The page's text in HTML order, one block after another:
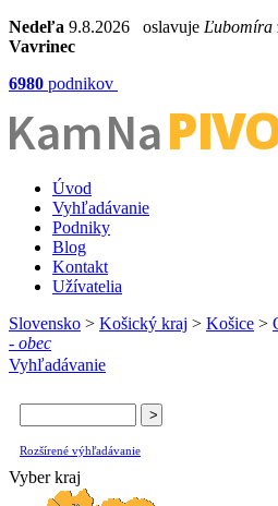
Nedeľa 9.8.2026 oslavuje Ľubomíra
Vavrinec
6980 podnikov
Kam Na
Úvod
Vyhľadávanie
Podniky
Blog
Kontakt
Užívatelia
Slovensko > Košický kraj > Košice >
- obec
Vyhľadávanie
Rozšírené výhľadávanie
Vyber kraj